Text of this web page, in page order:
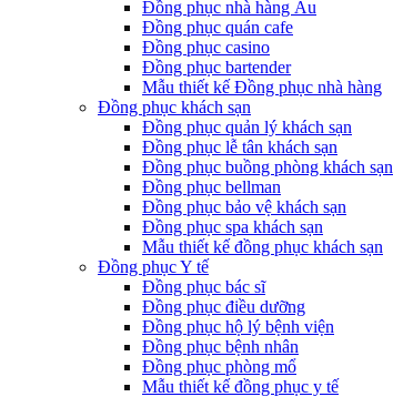
Đồng phục nhà hàng Âu
Đồng phục quán cafe
Đồng phục casino
Đồng phục bartender
Mẫu thiết kế Đồng phục nhà hàng
Đồng phục khách sạn
Đồng phục quản lý khách sạn
Đồng phục lễ tân khách sạn
Đồng phục buồng phòng khách sạn
Đồng phục bellman
Đồng phục bảo vệ khách sạn
Đồng phục spa khách sạn
Mẫu thiết kế đồng phục khách sạn
Đồng phục Y tế
Đồng phục bác sĩ
Đồng phục điều dưỡng
Đồng phục hộ lý bệnh viện
Đồng phục bệnh nhân
Đồng phục phòng mổ
Mẫu thiết kế đồng phục y tế